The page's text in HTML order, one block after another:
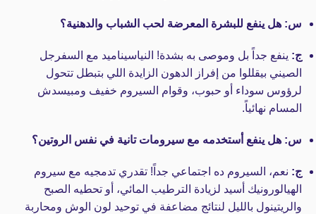
س: هل ينفع للبشرة المعرضة لحب الشباب والدهنية؟
ج: ينفع جداً بل وموصى به بشدة! النياسيناميد مع السفرجل
الصيني بيقللوا من إفراز الدهون الزايدة اللي بتبطل تتحول
لرؤوس سوداء أو حبوب، وقوام السيروم خفيف ومبيسدش
المسام نهائياً.
س: هل ينفع أستخدمه مع سيرومات تانية في نفس الروتين؟
ج: نعم، السيروم ده اجتماعي جداً! تقدري تدمجيه مع سيروم
الهيالورونيك أسيد لزيادة الترطيب المائي، أو تحطيه الصبح
والريتينول بالليل لنتائج مضاعفة في توحيد لون الوش ومحاربة